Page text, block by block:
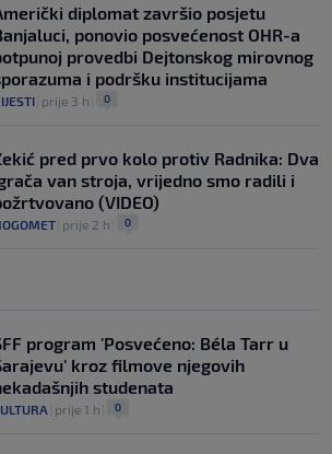
diplomat završio posjetu
ponovio posvećenost OHR-a
provedbi Dejtonskog mirovnog
i podršku institucijama
prije 3 h 0
pred prvo kolo protiv Radnika: Dva
van stroja, vrijedno smo radili i
(VIDEO)
prije 2 h 0
program 'Posvećeno: Béla Tarr u
kroz filmove njegovih
studenata
prije 1 h 0